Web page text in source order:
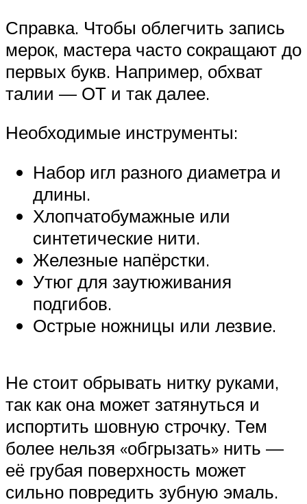
Справка. Чтобы облегчить запись
мерок, мастера часто сокращают до
первых букв. Например, обхват
талии — ОТ и так далее.
Необходимые инструменты:
Набор игл разного диаметра и
длины.
Хлопчатобумажные или
синтетические нити.
Железные напёрстки.
Утюг для заутюживания
подгибов.
Острые ножницы или лезвие.
Не стоит обрывать нитку руками,
так как она может затянуться и
испортить шовную строчку. Тем
более нельзя «обгрызать» нить —
её грубая поверхность может
сильно повредить зубную эмаль.